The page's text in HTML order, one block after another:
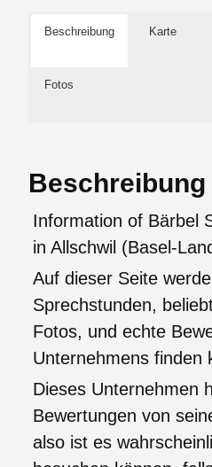
Beschreibung Karte
Fotos
Beschreibung
Information of Bärbel
in Allschwil (Basel-
Auf dieser Seite
Sprechstunden,
Fotos, und echte
Unternehmens finden
Dieses Unternehmen
Bewertungen von
also ist es